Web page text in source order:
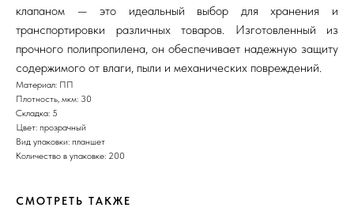
клапаном — это идеальный выбор для хранения и
транспортировки различных товаров. Изготовленный из
прочного полипропилена, он обеспечивает надежную защиту
содержимого от влаги, пыли и механических повреждений.
Материал: ПП
Плотность, мкм: 30
Складка: 5
Цвет: прозрачный
Вид упаковки: планшет
Количество в упаковке: 200
СМОТРЕТЬ ТАКЖЕ